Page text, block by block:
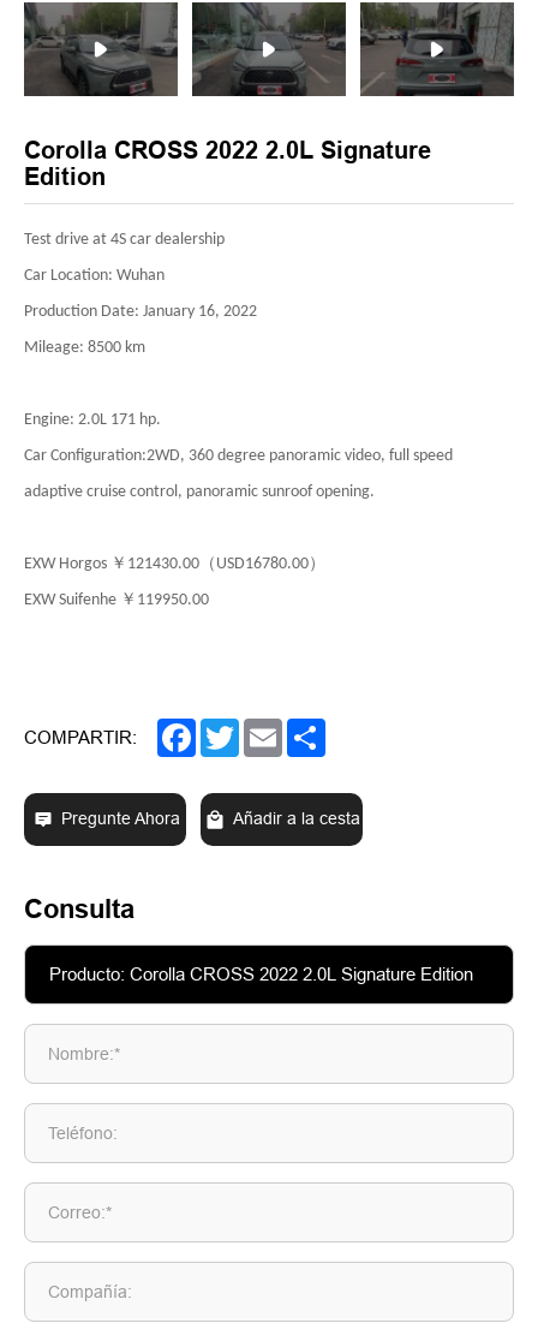
Corolla CROSS 2022 2.0L Signature
Edition
Test drive at 4S car dealership
Car Location: Wuhan
Production Date: January 16, 2022
Mileage: 8500 km
Engine: 2.0L 171 hp.
Car Configuration:2WD, 360 degree panoramic video, full speed
adaptive cruise control, panoramic sunroof opening.
EXW Horgos ￥ 121430.00 （ USD16780.00）
EXW Suifenhe ￥ 119950.00
COMPARTIR: Facebook
TwitterEmail
Pregunte Ahora Añadir a la cesta
Consulta
Nombre:*
Teléfono:
Correo:*
Compañía: